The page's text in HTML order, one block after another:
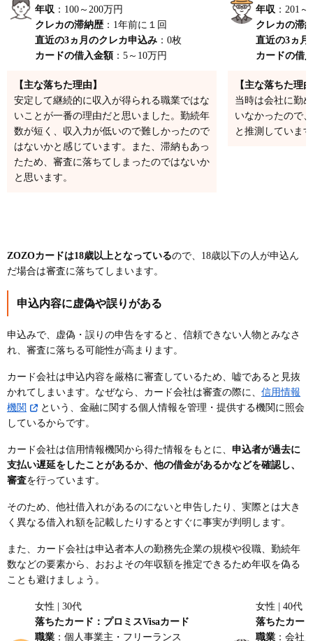
年収 ：100～200万円
クレカの滞納歴 ：1年前に１回
直近の3ヵ月のクレカ申込み ：0枚
カードの借入金額：5～10万円
【主な落ちた理由】
安定して継続的に収入が得られる職業ではな
いことが一番の理由だと思いました。勤続年
数が短く、収入力が低いので難しかったので
はないかと感じています。また、滞納もあっ
たため、審査に落ちてしまったのではないか
と思います。
年収 ：201
クレカの滞
直近の3ヵ月
カードの借
【主な落ちた理
当時は会社に勤
いなかったので
と推測していま
ZOZOカードは18歳以上となっているので、18歳以下の人が申込ん
だ場合は審査に落ちてしまいます。
申込内容に虚偽や誤りがある
申込みで、虚偽・誤りの申告をすると、信頼できない人物とみなさ
れ、審査に落ちる可能性が高まります。
カード会社は申込内容を厳格に審査しているため、嘘であると見抜
かれてしまいます。なぜなら、カード会社は審査の際に、 信用情報
機関
という、金融に関する個人情報を管理・提供する機関に照会
しているからです。
カード会社は信用情報機関から得た情報をもとに、 申込者が過去に
支払い遅延をしたことがあるか、他の借金があるかなどを確認し、
審査を行っています。
そのため、他社借入れがあるのにないと申告したり、実際とは大き
く異なる借入れ額を記載したりするとすぐに事実が判明します。
また、カード会社は申込者本人の勤務先企業の規模や役職、勤続年
数などの要素から、おおよその年収額を推定できるため年収を偽る
ことも避けましょう。
女性 | 30代
落ちたカード：プロミスVisaカード
職業 ：個人事業主・フリーランス
女性 | 40代
落ちたカー
職業 ：会社